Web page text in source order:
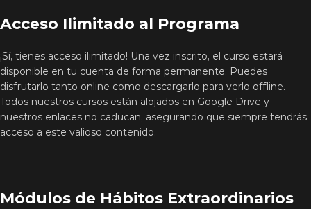
Acceso Ilimitado al Programa
¡Sí, tienes acceso ilimitado! Una vez inscrito, el curso estará
disponible en tu cuenta de forma permanente. Puedes
disfrutarlo tanto online como descargarlo para verlo offline.
Todos nuestros cursos están alojados en Google Drive y
nuestros enlaces no caducan, asegurando que siempre tendrás
acceso a este valioso contenido.
Módulos de Hábitos Extraordinarios